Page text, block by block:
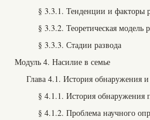
§ 3.3.1. Тенденции и факторы
§ 3.3.2. Теоретическая модель
§ 3.3.3. Стадии развода
Модуль 4. Насилие в семье
Глава 4.1. История обнаружения
§ 4.1.1. История
§ 4.1.2. Проблема научного